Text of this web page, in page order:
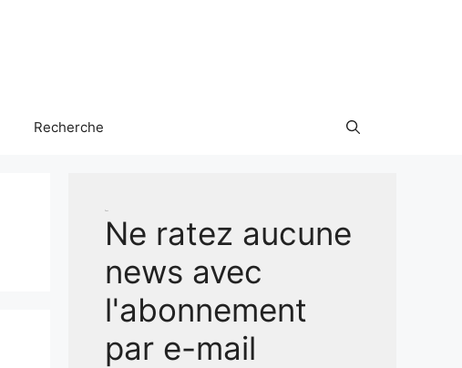
Recherche
Ne ratez aucune
news avec
l'abonnement
par e-mail